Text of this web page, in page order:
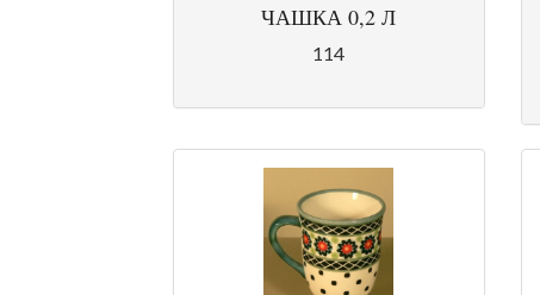
ЧАШКА 0,2 Л
114